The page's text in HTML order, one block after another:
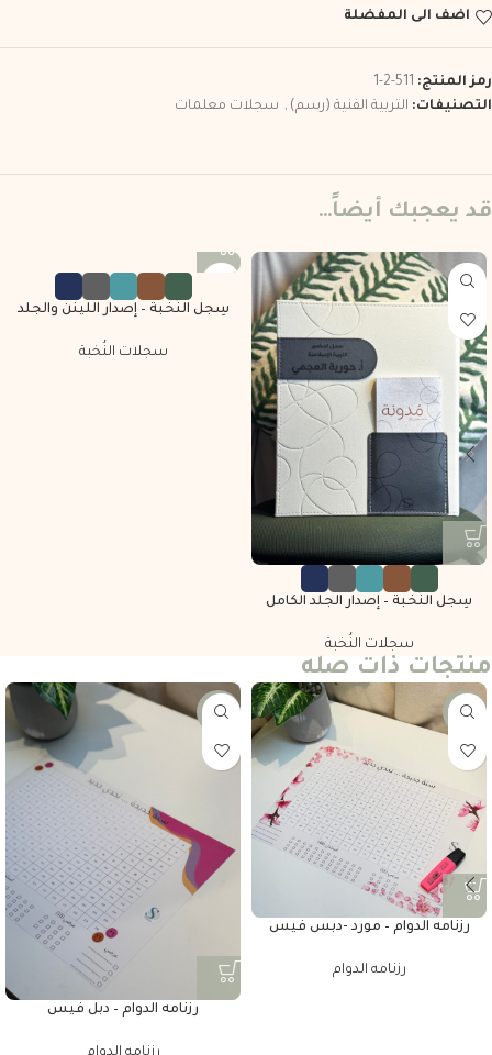
اضف الى المفضلة
رمز المنتج: 511-2-1
التصنيفات: التربية الفنية (رسم) , سجلات معلمات
قد يعجبك أيضاً…
سِجل النُخبة – إصدار الجلد الكامل
سجلات النُخبة
سِجل النُخبة – إصدار اللينن والجلد
سجلات النُخبة
منتجات ذات صله
-25%
رزنامه الدوام – مورد -دبس فيس
رزنامه الدوام
-25%
رزنامه الدوام – دبل فيس